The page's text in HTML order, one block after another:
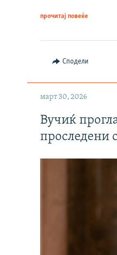
прочитај повеќе
Сподели
март 30, 2026
Вучиќ
проследени